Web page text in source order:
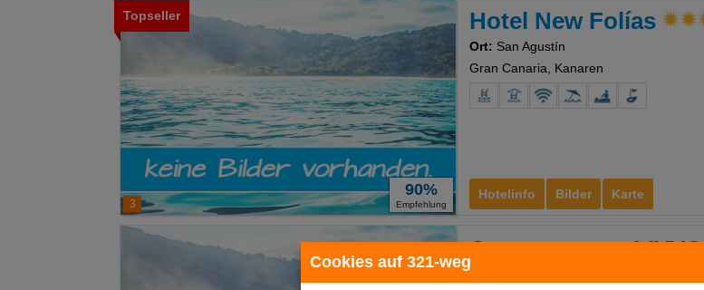
Cookies auf 321-weg
3
Topseller
90%
Empfehlung
Hotelinfo Bilder Karte
Hotel New Folías
Ort: San Agustín
Gran Canaria, Kanaren
Apartamentos LIVVO
Tarahal